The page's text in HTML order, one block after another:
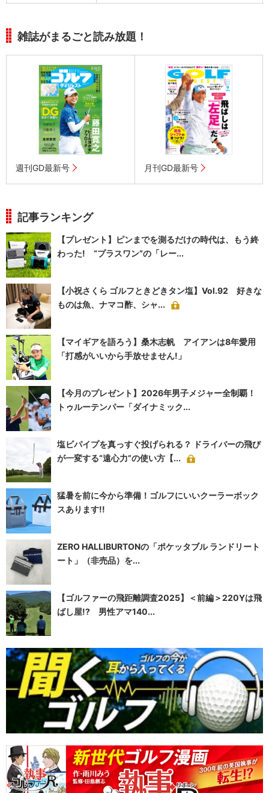
雑誌がまるごと読み放題！
週刊GD最新号 月刊GD最新号
記事ランキング
【プレゼント】ピンまでを測るだけの時代は、もう終
わった! “プラスワン”の「レー...
【小祝さくら ゴルフときどきタン塩】Vol.92 好きな
ものは魚、ナマコ酢、シャ...
【マイギアを語ろう】桑木志帆 アイアンは8年愛用
「打感がいいから手放せません!」
【今月のプレゼント】2026年男子メジャー全制覇！
トゥルーテンパー「ダイナミック...
塩ビパイプを真っすぐ投げられる？ ドライバーの飛び
が一変する“遠心力”の使い方【...
猛暑を前に今から準備！ゴルフにいいクーラーボック
スあります!!
ZERO HALLIBURTONの「ポケッタブル ランドリート
ート」（非売品）を...
【ゴルファーの飛距離調査2025】＜前編＞220Yは飛
ばし屋!? 男性アマ140...